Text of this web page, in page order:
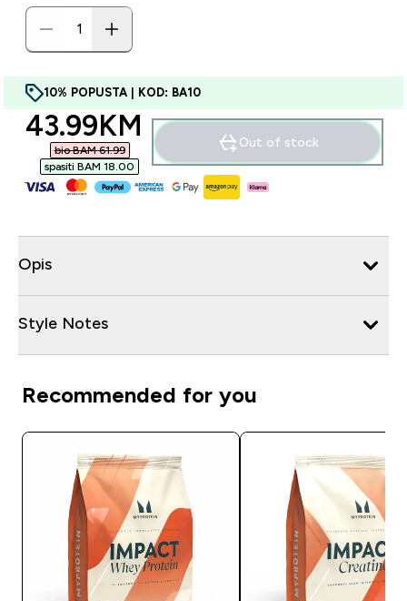
10% POPUSTA | KOD: BA10
discounted price
43.99KM‎
bio BAM 61.99‎
spasiti BAM 18.00‎
Out of stock
Opis
Style Notes
Recommended for you